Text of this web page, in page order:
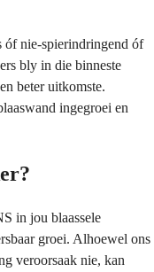
óf nie-spierindringend óf
bly in die binneste
beter uitkomste.
ingegroei en
in jou blaassele
groei. Alhoewel ons
veroorsaak nie, kan